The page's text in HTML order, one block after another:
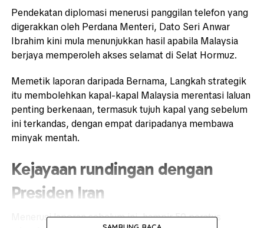
Pendekatan diplomasi menerusi panggilan telefon yang
digerakkan oleh Perdana Menteri, Dato Seri Anwar
Ibrahimkini mula menunjukkan hasil apabila Malaysia
berjaya memperoleh akses selamat di Selat Hormuz.
Memetik laporan daripada Bernama, Langkah strategik
itu membolehkan kapal-kapal Malaysia merentasi laluan
penting berkenaan, termasuk tujuh kapal yang sebelum
ini terkandas, dengan empat daripadanya membawa
minyak mentah.
Kejayaan rundingan dengan
Presiden Iran
Menerusi laporan sebelum ini, hampir 50 peratus